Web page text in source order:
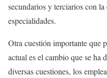
secundarios y terciarios con
especialidades.
Otra cuestión importante que
actual es el cambio que se ha
diversas cuestiones, los